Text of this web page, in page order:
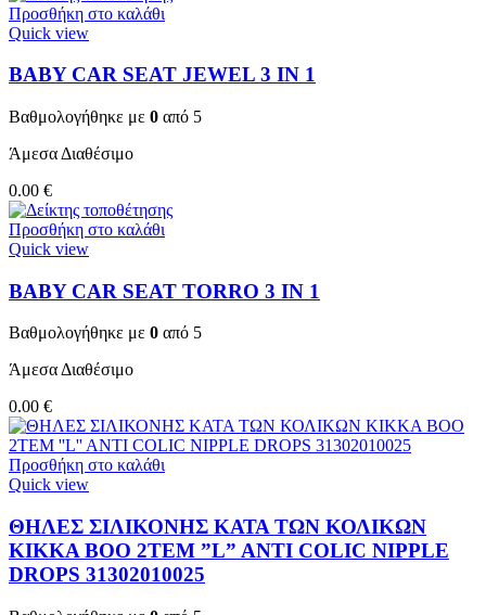
Προσθήκη στο καλάθι
Quick view
BABY CAR SEAT JEWEL 3 ΙΝ 1
Βαθμολογήθηκε με 0 από 5
Άμεσα Διαθέσιμο
0.00 €
Προσθήκη στο καλάθι
Quick view
BABY CAR SEAT TORRO 3 ΙΝ 1
Βαθμολογήθηκε με 0 από 5
Άμεσα Διαθέσιμο
0.00 €
Προσθήκη στο καλάθι
Quick view
ΘΗΛΕΣ ΣΙΛΙΚΟΝΗΣ ΚΑΤΑ ΤΩΝ ΚΟΛΙΚΩΝ
KIKKA BOO 2TEM ”L” ANTI COLIC NIPPLE
DROPS 31302010025